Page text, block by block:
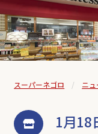
スーパーネゴロ ニュ
1月18